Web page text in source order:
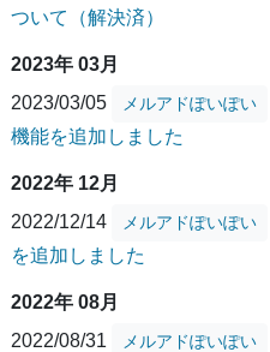
ついて（解決済）
2023年 03月
2023/03/05
メルアドぽいぽい
機能を追加しました
2022年 12月
2022/12/14
メルアドぽいぽい
を追加しました
2022年 08月
2022/08/31
メルアドぽいぽい